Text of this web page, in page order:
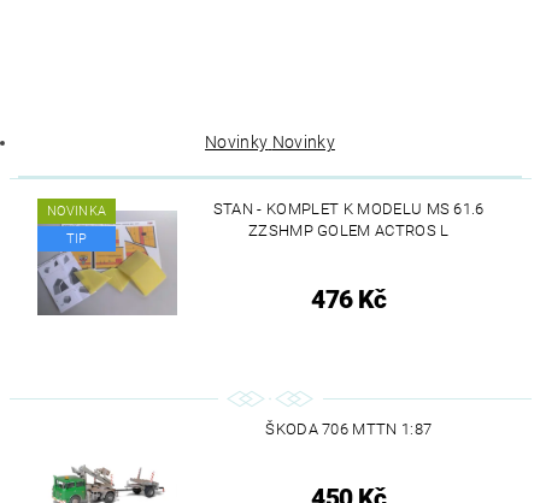
Novinky Novinky
NOVINKA
TIP
STAN - KOMPLET K MODELU MS 61.6
ZZSHMP GOLEM ACTROS L
476 Kč
ŠKODA 706 MTTN 1:87